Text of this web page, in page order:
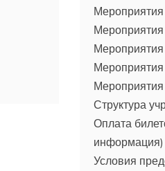
Структура
Оплата
информация)
Условия